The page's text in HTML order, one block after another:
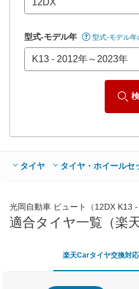
型式-モデル年 型式-モデル
タイヤ タイヤ・ホイールセ
光岡自動車 ビュート（12DX K13
適合タイヤ一覧（楽天
楽天Carタイヤ交換対応